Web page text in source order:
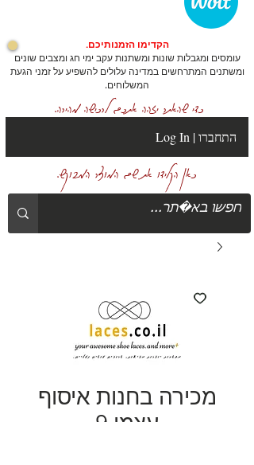
הקדימו הזמנותיכם.
עומסים ומגבלות שונות ומשתנות עקב ימי חג ומצבים שונים
ומשתנים המתרחשים במדינה עלולים להשפיע על זמני הגעת
המשלוחים.
כדי שהאתר יזהה אתכם לרכישה מהירה.
Log In | התחברו
כאן הקלידו את שם המוצר המבוקש.
מכירה בחנות איסוף
עצמי 9